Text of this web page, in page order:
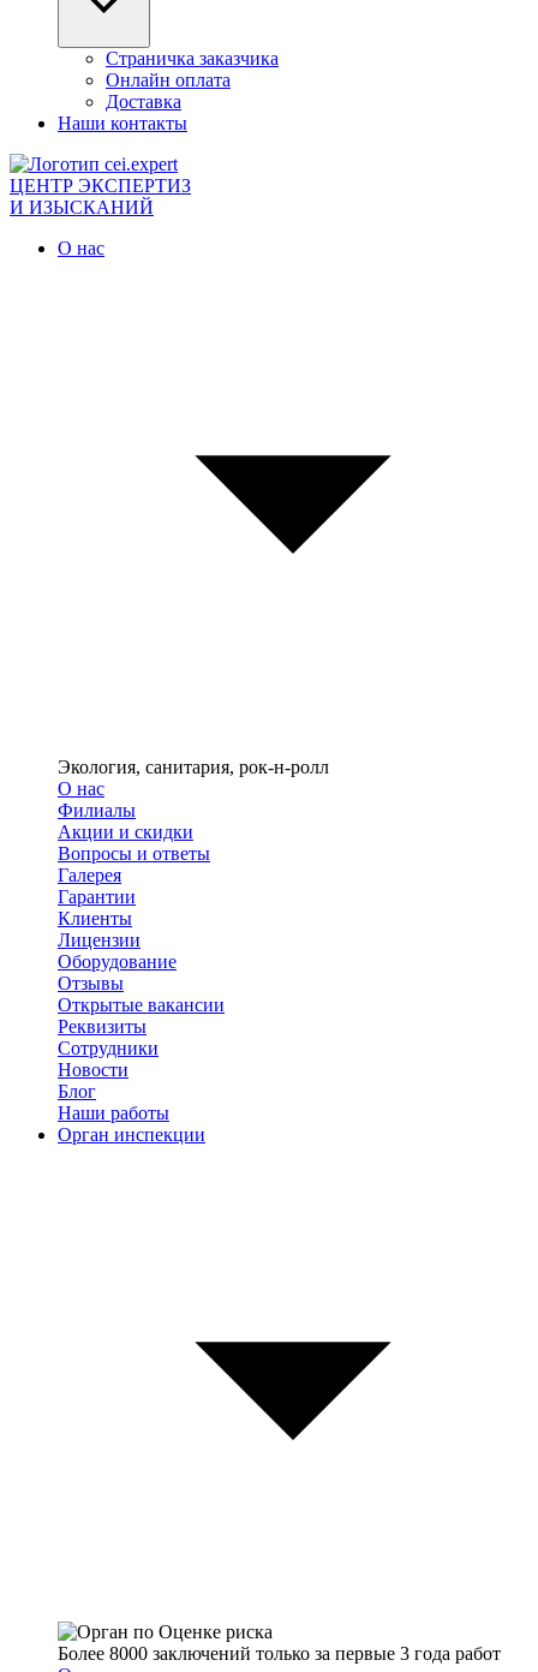
Страничка заказчика
Онлайн оплата
Доставка
Наши контакты
ЦЕНТР ЭКСПЕРТИЗ
И ИЗЫСКАНИЙ
О нас
Экология, санитария, рок-н-ролл
О нас
Филиалы
Акции и скидки
Вопросы и ответы
Галерея
Гарантии
Клиенты
Лицензии
Оборудование
Отзывы
Открытые вакансии
Реквизиты
Сотрудники
Новости
Блог
Наши работы
Орган инспекции
Более 8000 заключений только за первые 3 года работ